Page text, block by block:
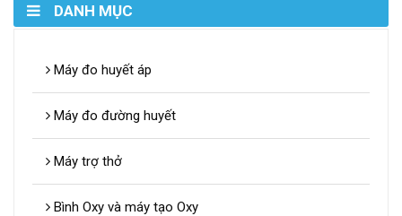
DANH MỤC
Máy đo huyết áp
Máy đo đường huyết
Máy trợ thở
Bình Oxy và máy tạo Oxy